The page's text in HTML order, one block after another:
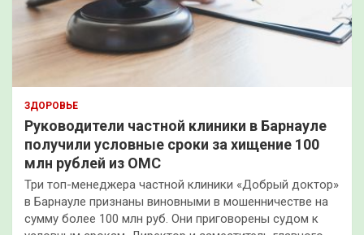
ЗДОРОВЬЕ
Руководители частной клиники в Барнауле
получили условные сроки за хищение 100
млн рублей из ОМС
Три топ-менеджера частной клиники «Добрый доктор»
в Барнауле признаны виновными в мошенничестве на
сумму более 100 млн руб. Они приговорены судом к